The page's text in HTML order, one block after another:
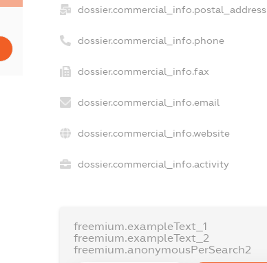
dossier.commercial_info.postal_address
dossier.commercial_info.phone
dossier.commercial_info.fax
dossier.commercial_info.email
dossier.commercial_info.website
dossier.commercial_info.activity
freemium.exampleText_1
freemium.exampleText_2
freemium.anonymousPerSearch2